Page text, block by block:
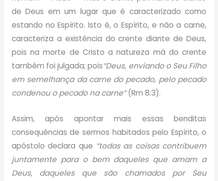
de Deus em um lugar que é caracterizado como
estando no Espírito. Isto é, o Espírito, e não a carne,
caracteriza a existência do crente diante de Deus,
pois na morte de Cristo a natureza má do crente
também foi julgada; pois“Deus, enviando o Seu Filho
em semelhança da carne do pecado, pelo pecado
condenou o pecado na carne”(Rm 8:3).
Assim, após apontar mais essas benditas
consequências de sermos habitados pelo Espírito, o
apóstolo declara que “todas as coisas contribuem
juntamente para o bem daqueles que amam a
Deus, daqueles que são chamados por Seu